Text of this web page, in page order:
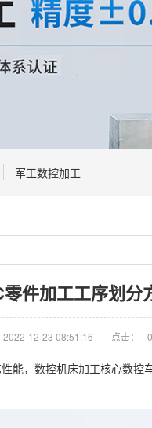
军工数控加工
件加工工序划分
2022-12-23 08:51:16 点击： 0
能，数控机床加工核心数